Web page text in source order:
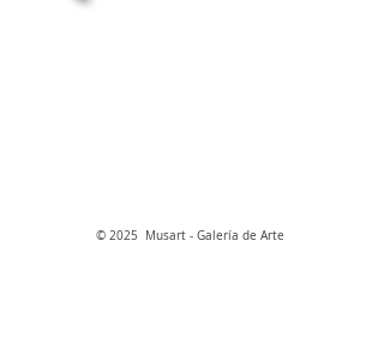
© 2025 Musart - Galería de Arte